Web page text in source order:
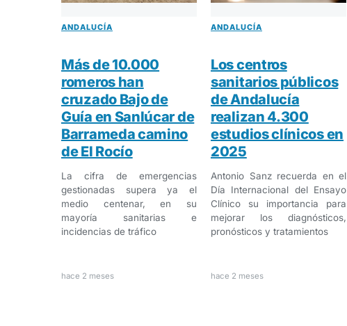
ANDALUCÍA
Más de 10.000
romeros han
cruzado Bajo de
Guía en Sanlúcar de
Barrameda camino
de El Rocío
La cifra de emergencias
gestionadas supera ya el
medio centenar, en su
mayoría sanitarias e
incidencias de tráfico
hace 2 meses
ANDALUCÍA
Los centros
sanitarios públicos
de Andalucía
realizan 4.300
estudios clínicos en
2025
Antonio Sanz recuerda en el
Día Internacional del Ensayo
Clínico su importancia para
mejorar los diagnósticos,
pronósticos y tratamientos
hace 2 meses